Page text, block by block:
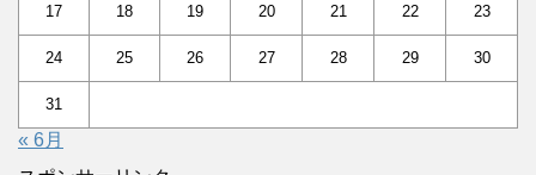
17 18 19 20 21 22 23
24 25 26 27 28 29 30
31
« 6月